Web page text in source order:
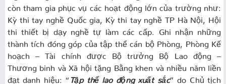
còn tham gia phục vụ các hoạt động lớn của trường như:
Kỳ thi tay nghề Quốc gia, Kỳ thi tay nghề TP Hà Nội, Hội
thi thiết bị dạy nghề tự làm các cấp. Ghi nhận những
thành tích đóng góp của tập thể cán bộ Phòng, Phòng Kế
hoạch – Tài chính được Bộ trưởng Bộ Lao động –
Thương binh và Xã hội tặng Bằng khen và nhiều năm liền
đạt danh hiệu: “ Tập thể lao động xuất sắc” do Chủ tịch